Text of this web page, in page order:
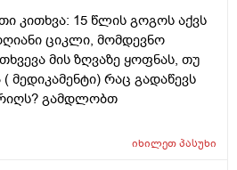
გავიკეთე
ეგ უცნაური შეგრძნება
ახლა მენტრუაციას
28-32 დღე
წინ სხვა ქალაქში გავემგვაზრე
კითხვა: 15 წლის გოგოს აქვს
ციკლი, მომდევნო
მის ზღვაზე ყოფნას, თუ
მედიკამენტი) რაც გადაწევს
გამდლობთ
იხილეთპასუხი